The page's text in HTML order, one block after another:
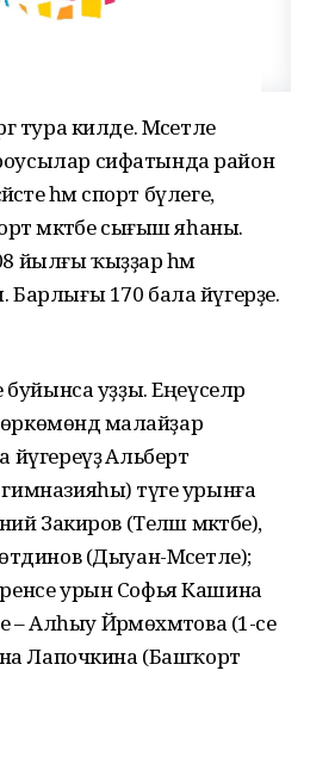
тура килде. Мәсетле
сифатында район
һәм спорт бүлеге,
мәктәбе сығыш яһаны.
йылғы ҡыҙҙар һәм
170 бала йүгерҙе.
уҙҙы. Еңеүселәр
малайҙар
Альберт
тәүге урынға
Закиров (Теләш мәктәбе),
(Дыуан-Мәсетле);
урын Софья Кашина
– Алһыу Йәрмөхәмәтова (1-се
Лапочкина (Башҡорт